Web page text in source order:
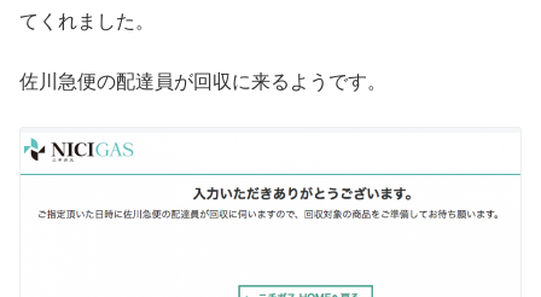
てくれました。
佐川急便の配達員が回収に来るようです。